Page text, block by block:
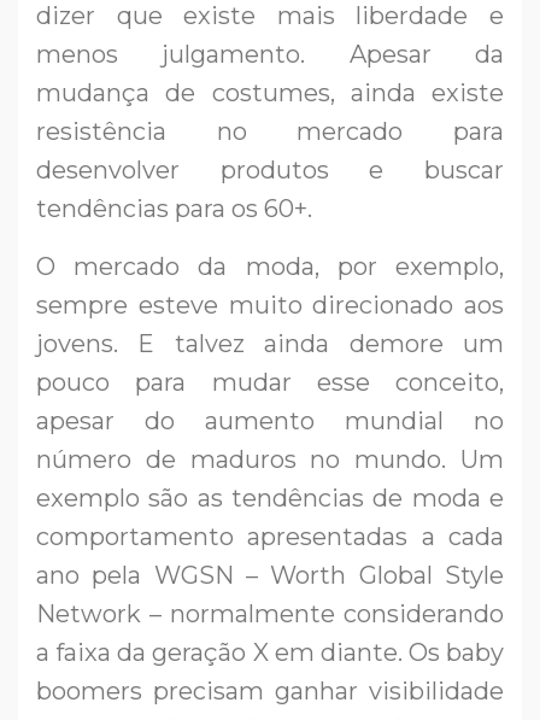
dizer que existe mais liberdade e
menos julgamento. Apesar da
mudança de costumes, ainda existe
resistência no mercado para
desenvolver produtos e buscar
tendências para os 60+.
O mercado da moda, por exemplo,
sempre esteve muito direcionado aos
jovens. E talvez ainda demore um
pouco para mudar esse conceito,
apesar do aumento mundial no
número de maduros no mundo. Um
exemplo são as tendências de moda e
comportamento apresentadas a cada
ano pela WGSN – Worth Global Style
Network – normalmente considerando
a faixa da geração X em diante. Os baby
boomers precisam ganhar visibilidade